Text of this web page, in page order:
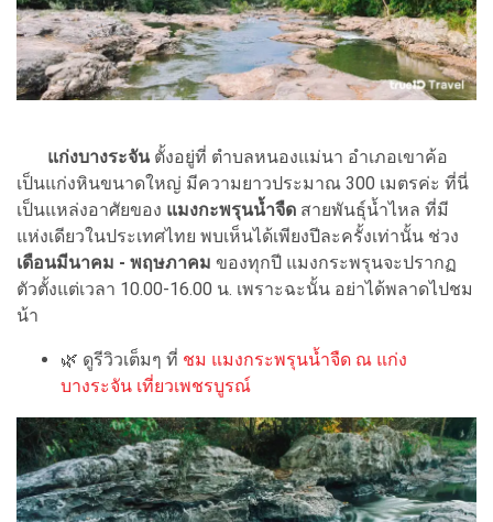
แก่งบางระจันตั้งอยู่ที่ ตำบลหนองแม่นา อำเภอเขาค้อ
เป็นแก่งหินขนาดใหญ่ มีความยาวประมาณ 300 เมตรค่ะ ที่นี่
เป็นแหล่งอาศัยของ แมงกะพรุนน้ำจืด สายพันธุ์น้ำไหล ที่มี
แห่งเดียวในประเทศไทย พบเห็นได้เพียงปีละครั้งเท่านั้น ช่วง
เดือนมีนาคม - พฤษภาคม ของทุกปี แมงกระพรุนจะปรากฏ
ตัวตั้งแต่เวลา 10.00-16.00 น. เพราะฉะนั้น อย่าได้พลาดไปชม
น้า
🌿 ดูรีวิวเต็มๆ ที่ ชม แมงกระพรุนน้ำจืด ณ แก่ง
บางระจัน เที่ยวเพชรบูรณ์